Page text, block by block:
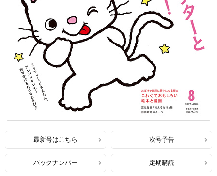
最新号はこちら 次号予告
バックナンバー 定期購読